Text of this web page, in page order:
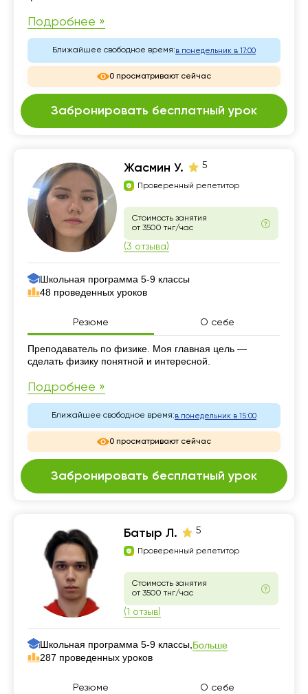
Подробнее »
Ближайшее свободное время:в понедельник в 17:00
0 просматривают сейчас
Забронировать бесплатный урок
Жасмин У. 5
Проверенный репетитор
Стоимость занятия
от 3500 тнг/час
(3 отзыва)
Школьная программа 5-9 классы
48 проведенных уроков
Резюме О себе
Резюме
Преподаватель по физике. Моя главная цель —
сделать физику понятной и интересной.
Подробнее »
Ближайшее свободное время:в понедельник в 15:00
0 просматривают сейчас
Забронировать бесплатный урок
Батыр Л. 5
Проверенный репетитор
Стоимость занятия
от 3500 тнг/час
(1 отзыв)
Школьная программа 5-9 классы, Больше
287 проведенных уроков
Резюме О себе